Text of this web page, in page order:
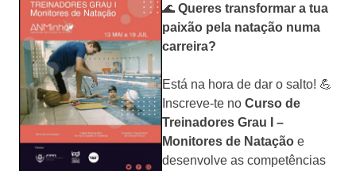
🌊 Queres transformar a tua
paixão pela natação numa
carreira?
Está na hora de dar o salto! 💪
Inscreve-te no Curso de
Treinadores Grau I –
Monitores de Natação e
desenvolve as competências